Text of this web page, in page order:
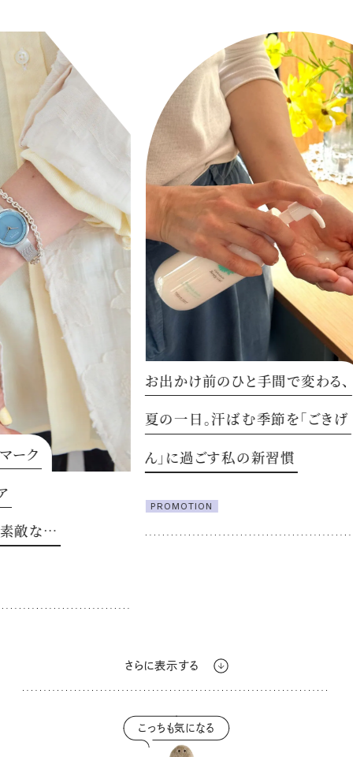
お出かけ前のひと手間で変わる、
夏の一日。汗ばむ季節を「ごきげ
ん」に過ごす私の新習慣
暑
さらに表示する
こっちも気になる